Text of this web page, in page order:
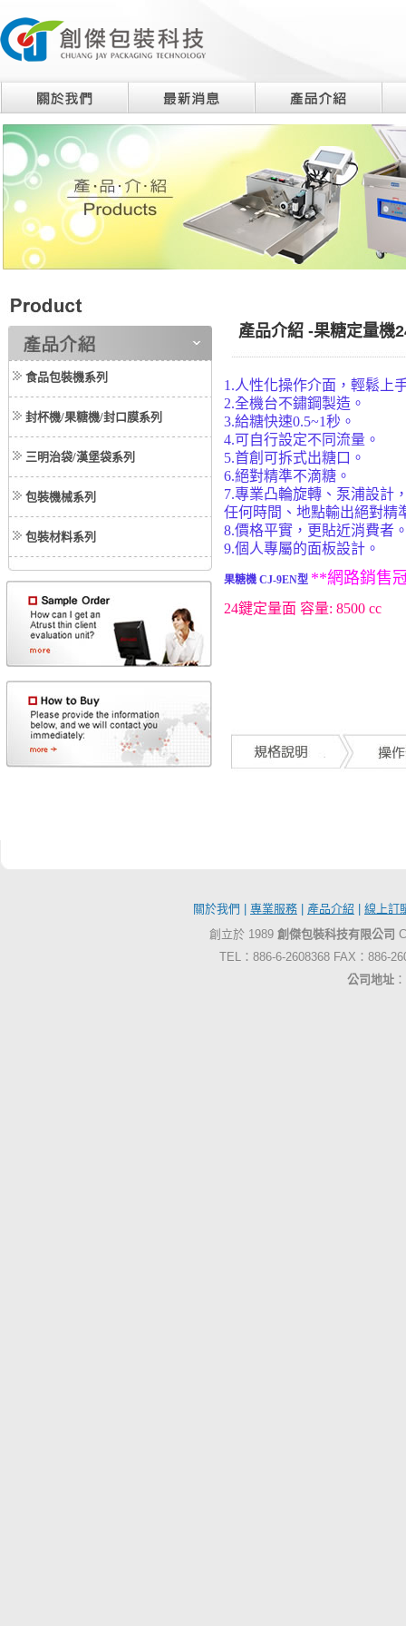
食品包裝機系列
封杯機/果糖機/封口膜系列
三明治袋/漢堡袋系列
包裝機械系列
包裝材料系列
產品介紹 -果糖定量機
1.人性化操作介面，輕鬆上
2.全機台不鏽鋼製造。
3.給糖快速0.5~1秒。
4.可自行設定不同流量。
5.首創可拆式出糖口。
6.絕對精準不滴糖。
7.專業凸輪旋轉、泵浦設計
任何時間、地點輸出絕對精
8.價格平實，更貼近消費者
9.個人專屬的面板設計。
果糖機 CJ-9EN型 **網路銷售
24鍵定量面 容量: 8500 cc
關於我們 | 專業服務 產品介紹
線上訂
創立於 1989 創傑包裝科技有限公司
TEL：886-6-2608368 FAX：886-
公司地址